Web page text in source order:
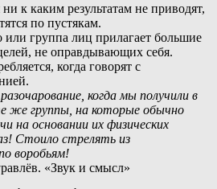
к каким результатам не приводят,
по пустякам.
или группа лиц прилагает большие
не оправдывающих себя.
когда говорят с
когда мы получили в
же группы, на которые обычно
на основании их физических
Стоило стрелять из
воробьям!
«Звук и смысл»